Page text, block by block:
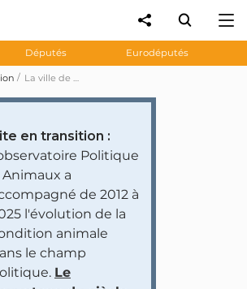
Députés Eurodéputés
La ville de Lyon s'engage à «étudier la création de services funéraires animaliers» (Plan d'actions pour la condition animale)
en transition :
Politique
Animaux a
de 2012 à
l'évolution de la
animale
le champ
Le